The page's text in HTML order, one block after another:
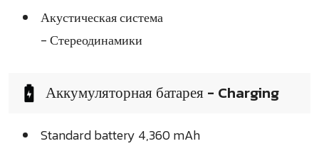
Акустическая система
- Стереодинамики
Аккумуляторная батарея - Charging
Standard battery 4,360 mAh